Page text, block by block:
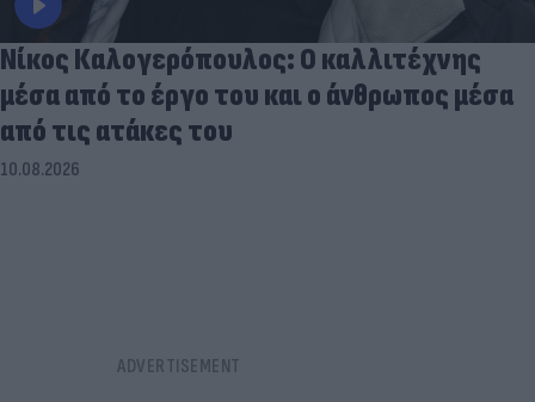
Νίκος Καλογερόπουλος: Ο καλλιτέχνης
μέσα από το έργο του και ο άνθρωπος μέσα
από τις ατάκες του
10.08.2026